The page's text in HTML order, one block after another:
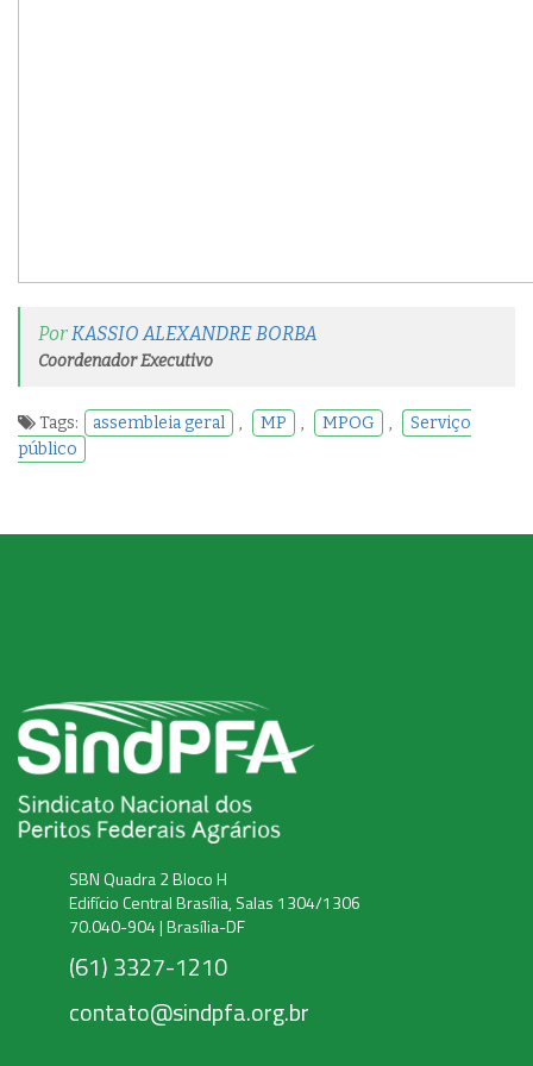
PorKASSIO ALEXANDRE BORBA
Coordenador Executivo
Tags: assembleia geral , MP , MPOG ,
Serviço
público
SBN Quadra 2 Bloco H
Edifício Central Brasília, Salas 1304/1306
70.040-904 | Brasília-DF
(61) 3327-1210
contato@sindpfa.org.br